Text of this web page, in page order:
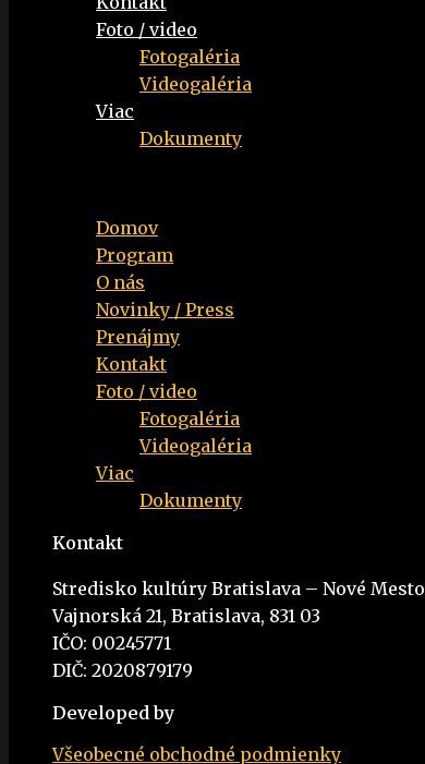
Foto / video
Fotogaléria
Videogaléria
Viac
Dokumenty
Domov
Program
O nás
Novinky / Press
Prenájmy
Kontakt
Foto / video
Fotogaléria
Videogaléria
Viac
Dokumenty
Kontakt
Stredisko kultúry Bratislava – Nové Mesto
Vajnorská 21, Bratislava, 831 03
IČO: 00245771
DIČ: 2020879179
Developed by
Všeobecné obchodné podmienky